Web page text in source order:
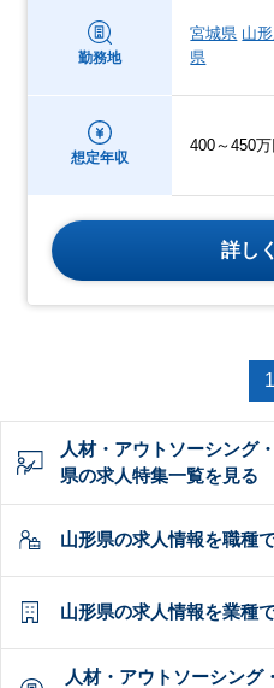
勤務地
宮城県 山
県
想定年収
400～450万
詳し
1
人材・アウトソーシング
県の求人特集一覧を見る
山形県の求人情報を職種
山形県の求人情報を業種
人材・アウトソーシング